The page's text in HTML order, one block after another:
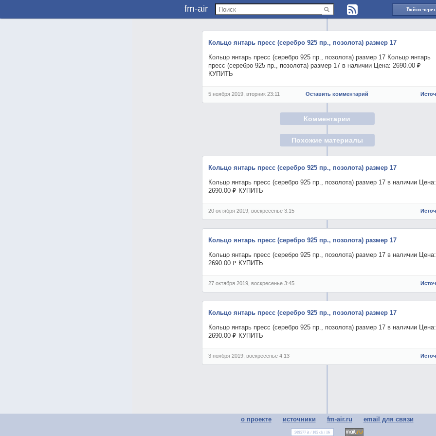
fm-air Войти
Кольцо янтарь пресс (серебро 925 пр., позолота) размер 17
Кольцо янтарь пресс (серебро 925 пр., позолота) размер 17 Кольцо янтарь
пресс (серебро 925 пр., позолота) размер 17 в наличии Цена: 2690.00 ₽
КУПИТЬ
5 ноября 2019, вторник 23:11 Оставить комментарий
Комментарии
Похожие материалы
Кольцо янтарь пресс (серебро 925 пр., позолота) размер 17
Кольцо янтарь пресс (серебро 925 пр., позолота) размер 17 в наличии Цена:
2690.00 ₽ КУПИТЬ
20 октября 2019, воскресенье 3:15
Кольцо янтарь пресс (серебро 925 пр., позолота) размер 17
Кольцо янтарь пресс (серебро 925 пр., позолота) размер 17 в наличии Цена:
2690.00 ₽ КУПИТЬ
27 октября 2019, воскресенье 3:45
Кольцо янтарь пресс (серебро 925 пр., позолота) размер 17
Кольцо янтарь пресс (серебро 925 пр., позолота) размер 17 в наличии Цена:
2690.00 ₽ КУПИТЬ
3 ноября 2019, воскресенье 4:13
о проекте источники fm-air.ru email для связи
509577 it / 105 ch / 16